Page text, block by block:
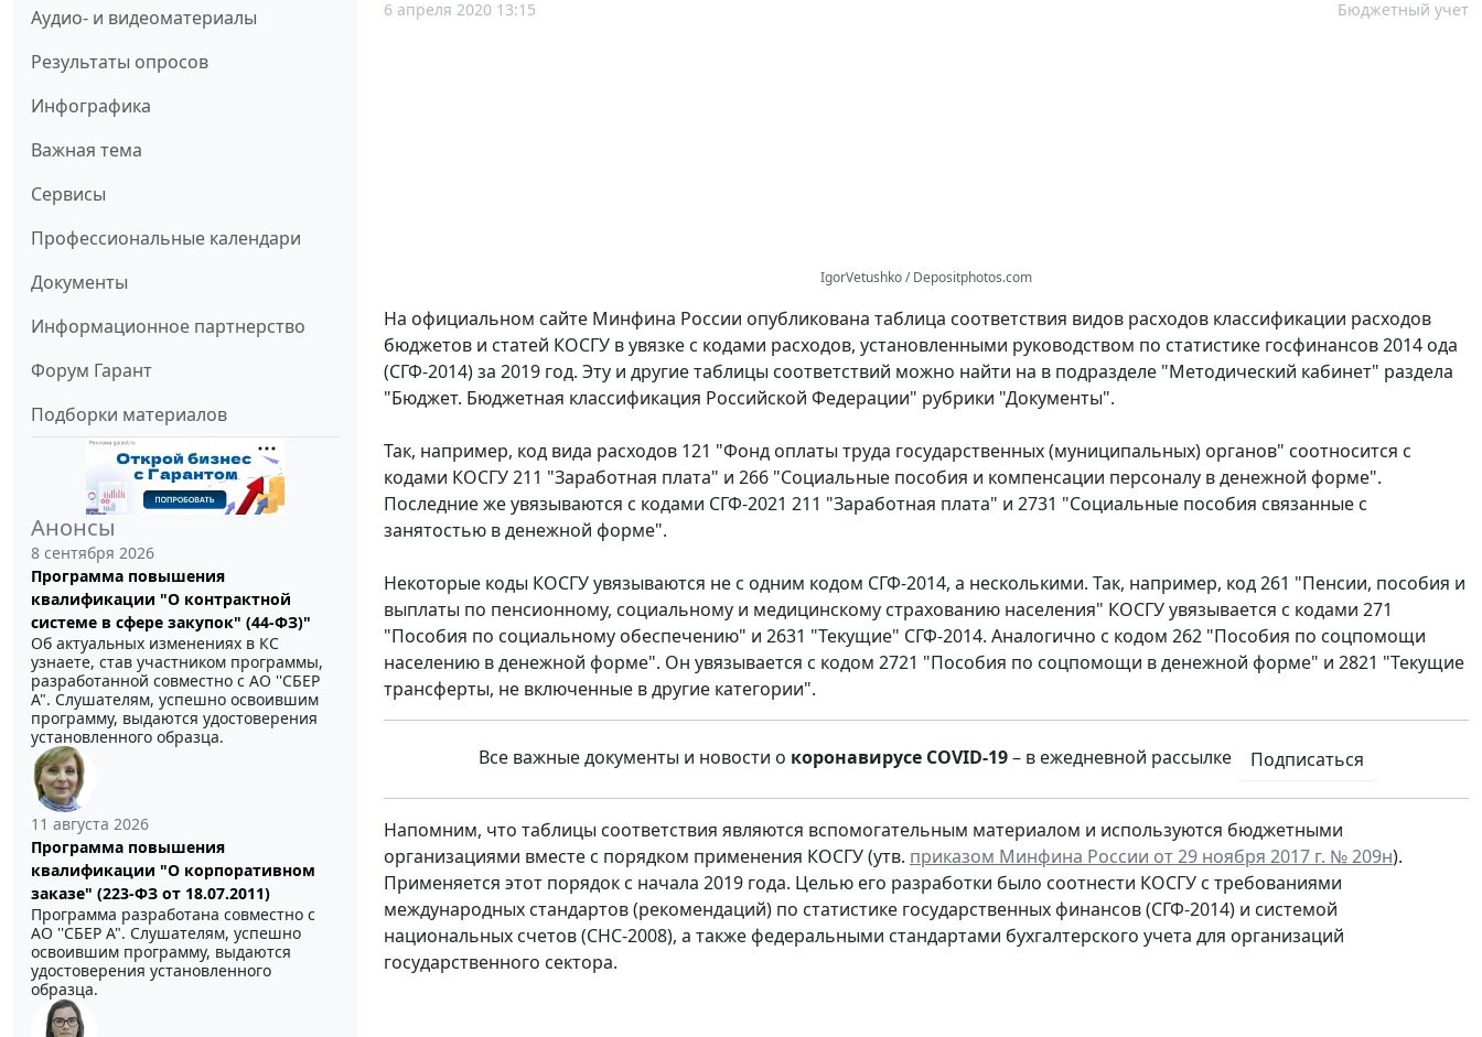
Аудио- и видеоматериалы
Результаты опросов
Инфографика
Важная тема
Сервисы
Профессиональные календари
Документы
Информационное партнерство
Форум Гарант
Подборки материалов
Анонсы
8 сентября 2026
Программа повышения
квалификации "О контрактной
системе в сфере закупок" (44-ФЗ)"
Об актуальных изменениях в КС
узнаете, став участником программы,
разработанной совместно с АО ''СБЕР
А". Слушателям, успешно освоившим
программу, выдаются удостоверения
установленного образца.
11 августа 2026
Программа повышения
квалификации "О корпоративном
заказе" (223-ФЗ от 18.07.2011)
Программа разработана совместно с
АО ''СБЕР А". Слушателям, успешно
освоившим программу, выдаются
удостоверения установленного
образца.
6 апреля 2020 13:15 Бюджетный учет
IgorVetushko / Depositphotos.com
На официальном сайте Минфина России опубликована таблица соответствия видов расходов классификации расходов
бюджетов и статей КОСГУ в увязке с кодами расходов, установленными руководством по статистике госфинансов 2014 ода
(СГФ-2014) за 2019 год. Эту и другие таблицы соответствий можно найти на в подразделе "Методический кабинет" раздела
"Бюджет. Бюджетная классификация Российской Федерации" рубрики "Документы".
Так, например, код вида расходов 121 "Фонд оплаты труда государственных (муниципальных) органов" соотносится с
кодами КОСГУ 211 "Заработная плата" и 266 "Социальные пособия и компенсации персоналу в денежной форме".
Последние же увязываются с кодами СГФ-2021 211 "Заработная плата" и 2731 "Социальные пособия связанные с
занятостью в денежной форме".
Некоторые коды КОСГУ увязываются не с одним кодом СГФ-2014, а несколькими. Так, например, код 261 "Пенсии, пособия и
выплаты по пенсионному, социальному и медицинскому страхованию населения" КОСГУ увязывается с кодами 271
"Пособия по социальному обеспечению" и 2631 "Текущие" СГФ-2014. Аналогично с кодом 262 "Пособия по соцпомощи
населению в денежной форме". Он увязывается с кодом 2721 "Пособия по соцпомощи в денежной форме" и 2821 "Текущие
трансферты, не включенные в другие категории".
Все важные документы и новости о коронавирусе COVID-19– в ежедневной рассылке Подписаться
Напомним, что таблицы соответствия являются вспомогательным материалом и используются бюджетными
организациями вместе с порядком применения КОСГУ (утв. приказом Минфина России от 29 ноября 2017 г. № 209н).
Применяется этот порядок с начала 2019 года. Целью его разработки было соотнести КОСГУ с требованиями
международных стандартов (рекомендаций) по статистике государственных финансов (СГФ-2014) и системой
национальных счетов (СНС-2008), а также федеральными стандартами бухгалтерского учета для организаций
государственного сектора.